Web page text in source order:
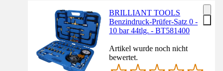
BRILLIANT TOOLS
Benzindruck-Prüfer-Satz 0 -
10 bar 44tlg. - BT581400
Artikel wurde noch nicht
bewertet.